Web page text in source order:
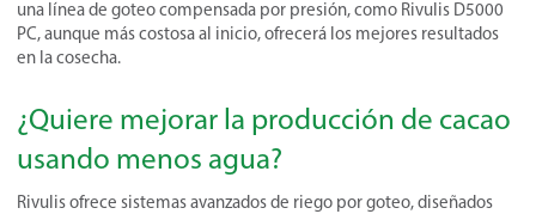
una línea de goteo compensada por presión, como Rivulis D5000
PC, aunque más costosa al inicio, ofrecerá los mejores resultados
en la cosecha.
¿Quiere mejorar la producción de cacao
usando menos agua?
Rivulis ofrece sistemas avanzados de riego por goteo, diseñados